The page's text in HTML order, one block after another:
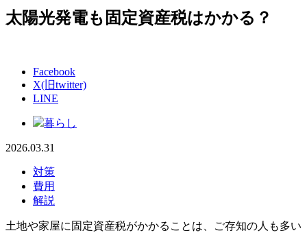
太陽光発電も固定資産税はかかる？
Facebook
X(旧twitter)
LINE
暮らし
2026.03.31
対策
費用
解説
土地や家屋に固定資産税がかかることは、ご存知の人も多い